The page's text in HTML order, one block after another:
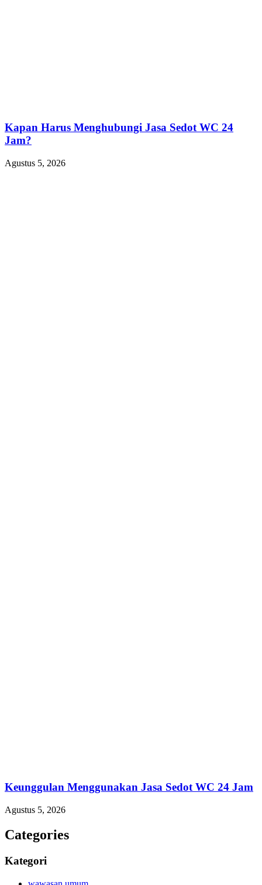
Kapan Harus Menghubungi Jasa Sedot WC 24
Jam?
Agustus 5, 2026
Keunggulan Menggunakan Jasa Sedot WC 24 Jam
Agustus 5, 2026
Categories
Kategori